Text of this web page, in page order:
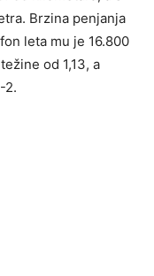
Brzina penjanja
leta mu je 16.800
od 1,13, a
2.